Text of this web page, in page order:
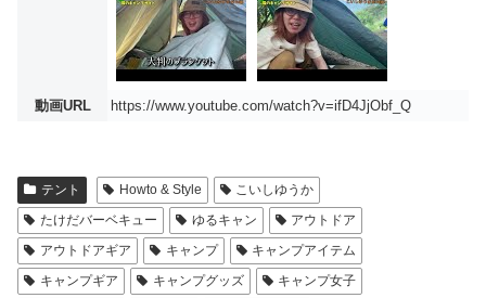
動画URL https://www.youtube.com/watch?v=ifD4JjObf_Q
テント Howto & Style
こいしゆうか
たけだバーベキュー
ゆるキャン
アウトドア
アウトドアギア
キャンプ
キャンプアイテム
キャンプギア
キャンプグッズ
キャンプ女子